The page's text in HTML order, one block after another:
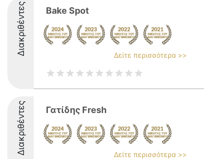
Διακριθέντες Bake Spot
Δείτε περισσότερα >>
Διακριθέντες Γατίδης Fresh
Δείτε περισσότερα >>